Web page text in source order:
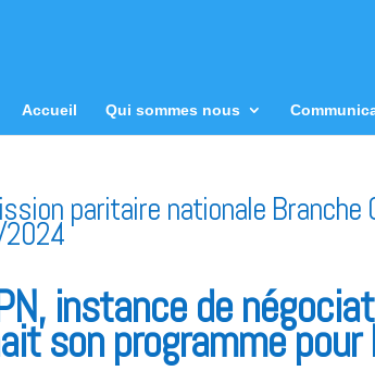
Accueil Qui sommes nous
paritaire nationale Branche
instance de
son programme pour